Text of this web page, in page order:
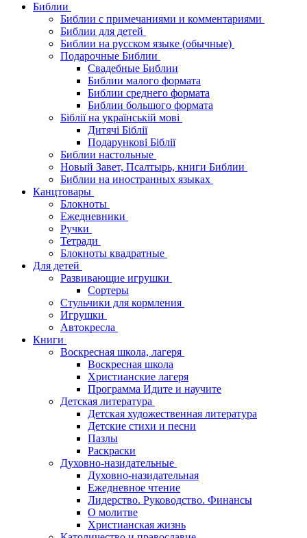
Библии
Библии с примечаниями и комментариями
Библии для детей
Библии на русском языке (обычные)
Подарочные Библии
Свадебные Библии
Библии малого формата
Библии среднего формата
Библии большого формата
Біблії на українській мові
Дитячі Біблії
Подарункові Біблії
Библии настольные
Новый Завет, Псалтырь, книги Библии
Библии на иностранных языках
Канцтовары
Блокноты
Ежедневники
Ручки
Тетради
Блокноты квадратные
Для детей
Развивающие игрушки
Сортеры
Стульчики для кормления
Игрушки
Автокресла
Книги
Воскресная школа, лагеря
Воскресная школа
Христианские лагеря
Программа Идите и научите
Детская литература
Детская художественная литература
Детские стихи и песни
Пазлы
Раскраски
Духовно-назидательные
Духовно-назидательная
Ежедневное чтение
Лидерство. Руководство. Финансы
О молитве
Христианская жизнь